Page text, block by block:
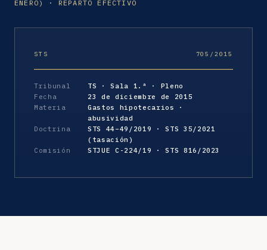
ENERO) · REPARTO EFECTIVO
STS 705/2015
Tribunal
TS · Sala 1.ª · Pleno
Fecha
23 de diciembre de 2015
Materia
Gastos hipotecarios ·
abusividad
Doctrina
STS 44–49/2019 · STS 35/2021
(tasación)
Comisión
STJUE C-224/19 · STS 816/2023